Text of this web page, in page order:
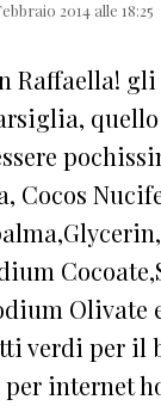
2014 alle 18:25
Raffaella!
quello
Cocos
Olivate
verdi per il
internet